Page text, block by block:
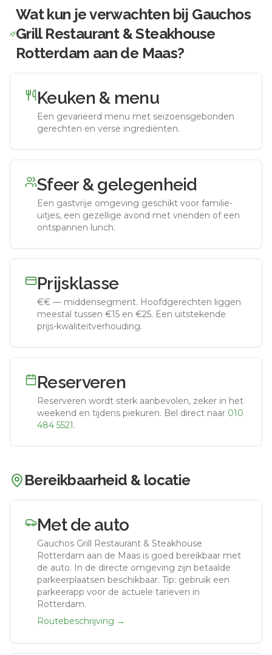
Wat kun je verwachten bij Gauchos
Grill Restaurant & Steakhouse
Rotterdam aan de Maas?
Keuken & menu
Een gevarieerd menu met seizoensgebonden
gerechten en verse ingrediënten.
Sfeer & gelegenheid
Een gastvrije omgeving geschikt voor familie-
uitjes, een gezellige avond met vrienden of een
ontspannen lunch.
Prijsklasse
€€ — middensegment. Hoofdgerechten liggen
meestal tussen €15 en €25. Een uitstekende
prijs-kwaliteitverhouding.
Reserveren
Reserveren wordt sterk aanbevolen, zeker in het
weekend en tijdens piekuren. Bel direct naar 010
484 5521.
Bereikbaarheid & locatie
Met de auto
Gauchos Grill Restaurant & Steakhouse
Rotterdam aan de Maas is goed bereikbaar met
de auto. In de directe omgeving zijn betaalde
parkeerplaatsen beschikbaar. Tip: gebruik een
parkeerapp voor de actuele tarieven in
Rotterdam.
Routebeschrijving →